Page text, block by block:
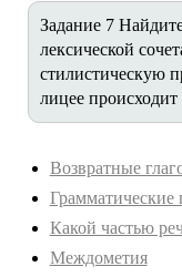
Задание 7
лексической
стилистическую
лицее
Возвратные
Грамматические
Какой частью
Междометия